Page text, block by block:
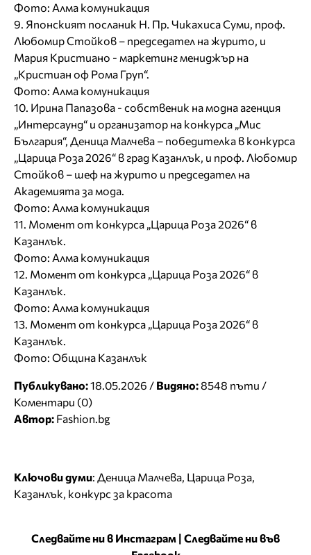
Фото: Алма комуникация
9. Японският посланик Н. Пр. Чикахиса Суми, проф.
Любомир Стойков – председател на журито, и
Мария Кристиано - маркетинг мениджър на
„Кристиан оф Рома Груп“.
Фото: Алма комуникация
10. Ирина Папазова - собственик на модна агенция
„Интерсаунд“ и организатор на конкурса „Мис
България“, Деница Малчева – победителка в конкурса
„Царица Роза 2026“ в град Казанлък, и проф. Любомир
Стойков – шеф на журито и председател на
Академията за мода.
Фото: Алма комуникация
11. Момент от конкурса „Царица Роза 2026“ в
Казанлък.
Фото: Алма комуникация
12. Момент от конкурса „Царица Роза 2026“ в
Казанлък.
Фото: Алма комуникация
13. Момент от конкурса „Царица Роза 2026“ в
Казанлък.
Фото: Община Казанлък
Публикувано:18.05.2026 / Видяно:8548 пъти /
Коментари (0)
Автор: Fashion.bg
Ключови думи: Деница Малчева, Царица Роза,
Казанлък, конкурс за красота
Следвайте ни в Инстаграм | Следвайте ни във